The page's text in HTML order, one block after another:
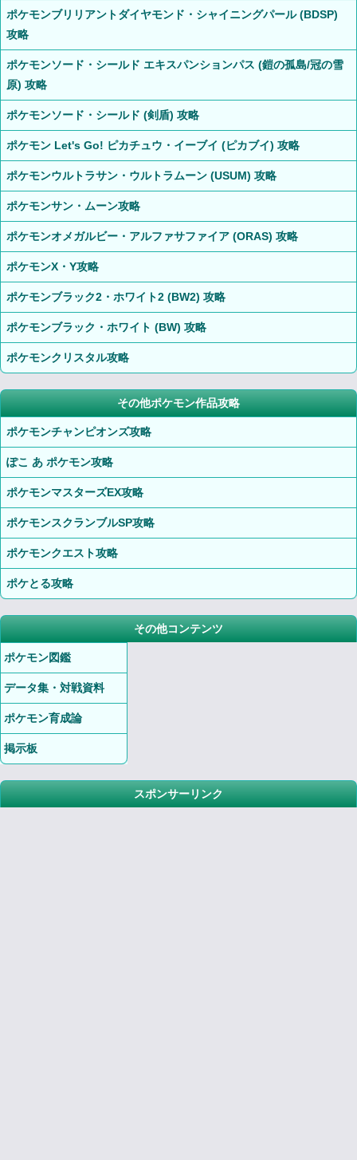
ポケモンブリリアントダイヤモンド・シャイニングパール (BDSP)
攻略
ポケモンソード・シールド エキスパンションパス (鎧の孤島/冠の雪
原) 攻略
ポケモンソード・シールド (剣盾) 攻略
ポケモン Let's Go! ピカチュウ・イーブイ (ピカブイ) 攻略
ポケモンウルトラサン・ウルトラムーン (USUM) 攻略
ポケモンサン・ムーン攻略
ポケモンオメガルビー・アルファサファイア (ORAS) 攻略
ポケモンX・Y攻略
ポケモンブラック2・ホワイト2 (BW2) 攻略
ポケモンブラック・ホワイト (BW) 攻略
ポケモンクリスタル攻略
その他ポケモン作品攻略
ポケモンチャンピオンズ攻略
ぽこ あ ポケモン攻略
ポケモンマスターズEX攻略
ポケモンスクランブルSP攻略
ポケモンクエスト攻略
ポケとる攻略
その他コンテンツ
ポケモン図鑑
データ集・対戦資料
ポケモン育成論
掲示板
スポンサーリンク